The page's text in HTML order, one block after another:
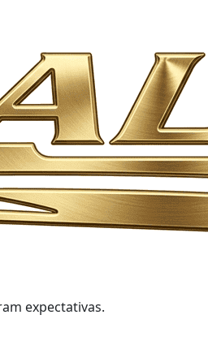
expectativas.